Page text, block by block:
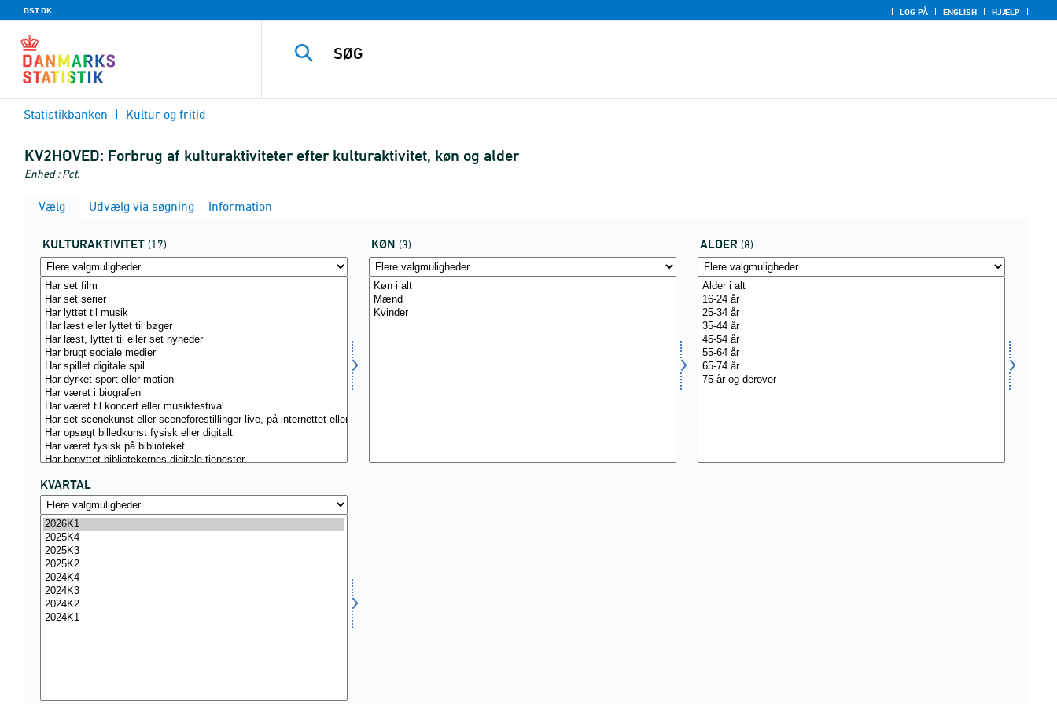
DST.DK LOG PÅ ENGLISH HJÆLP
Statistikbanken Kultur og fritid
KV2HOVED: Forbrug af kulturaktiviteter efter kulturaktivitet, køn og alder
Enhed : Pct.
Vælg Udvælg via søgning Information
KULTURAKTIVITET (17) KØN (3) ALDER (8)
KVARTAL